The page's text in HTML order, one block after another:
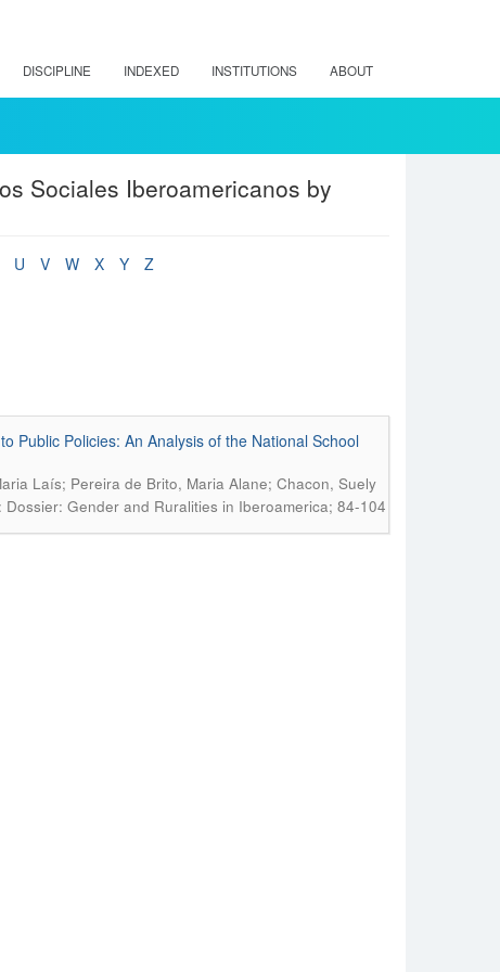
DISCIPLINE INDEXED INSTITUTIONS ABOUT
Sociales Iberoamericanos by
U V W X Y
Z
Public Policies: An Analysis of the National School
Laís; Pereira de Brito, Maria Alane; Chacon, Suely
Gender and Ruralities in Iberoamerica; 84-104